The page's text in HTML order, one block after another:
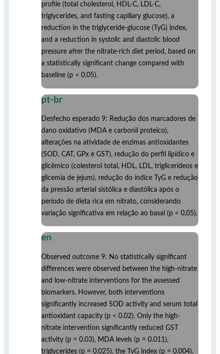
profile (total cholesterol, HDL-C, LDL-C,
triglycerides, and fasting capillary glucose), a
reduction in the triglyceride-glucose (TyG) index,
and a reduction in systolic and diastolic blood
pressure after the nitrate-rich diet period, based on
a statistically significant change compared with
baseline (p < 0.05).
pt-br
Desfecho esperado 9: Redução dos marcadores de
dano oxidativo (MDA e carbonil proteico),
alterações na atividade de enzimas antioxidantes
(SOD, CAT, GPx e GST), redução do perfil lipídico e
glicêmico (colesterol total, HDL, LDL, triglicerídeos e
glicemia de jejum), redução do índice TyG e redução
da pressão arterial sistólica e diastólica após o
período de dieta rica em nitrato, considerando
variação significativa em relação ao basal (p < 0,05).
en
Observed outcome 9: No statistically significant
differences were observed between the high-nitrate
and low-nitrate interventions for the assessed
biomarkers. However, both interventions
significantly increased SOD activity and serum total
antioxidant capacity (p < 0.02). Only the high-
nitrate intervention significantly reduced GST
activity (p = 0.03), MDA levels (p = 0.011),
triglycerides (p = 0.025), the TyG index (p = 0.004),